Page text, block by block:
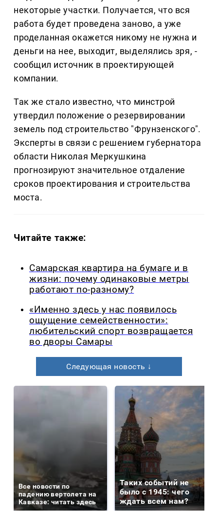
некоторые участки. Получается, что вся
работа будет проведена заново, а уже
проделанная окажется никому не нужна и
деньги на нее, выходит, выделялись зря, -
сообщил источник в проектирующей
компании.
Так же стало известно, что минстрой
утвердил положение о резервировании
земель под строительство "Фрунзенского".
Эксперты в связи с решением губернатора
области Николая Меркушкина
прогнозируют значительное отдаление
сроков проектирования и строительства
моста.
Читайте также:
Самарская квартира на бумаге и в
жизни: почему одинаковые метры
работают по-разному?
«Именно здесь у нас появилось
ощущение семейственности»:
любительский спорт возвращается
во дворы Самары
Следующая новость ↓
Все новости по
падению вертолета на
Кавказе: читать здесь
Таких событий не
было с 1945: чего
ждать всем нам?